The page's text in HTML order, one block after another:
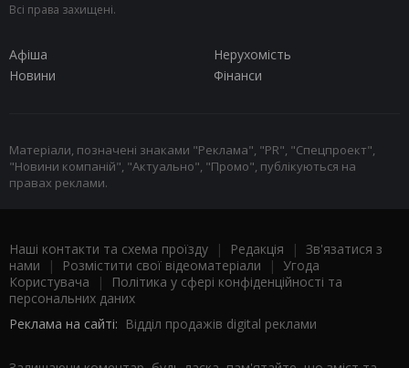
Всі права захищені.
Афіша
Нерухомість
Новини
Фінанси
Матеріали, позначені знаками "Реклама", "PR", "Спецпроект",
"Новини компаній", "Актуально", "Промо", публікуються на
правах реклами.
Наші контакти та схема проїзду | Редакція | Зв'язатися з
нами | Розмістити свої відеоматеріали | Угода
Користувача |
Політика у сфері конфіденційності та
персональних даних
Реклама на сайті: Відділ продажів digital реклами